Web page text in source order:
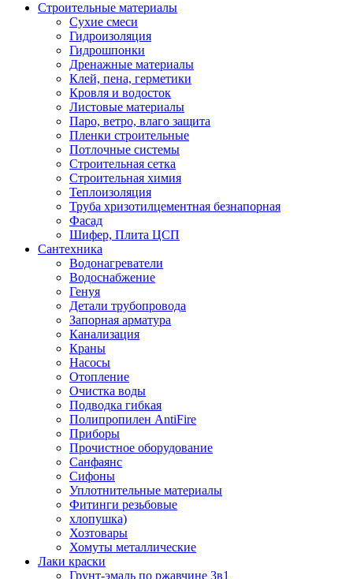
Строительные материалы
Сухие смеси
Гидроизоляция
Гидрошпонки
Дренажные материалы
Клей, пена, герметики
Кровля и водосток
Листовые материалы
Паро, ветро, влаго защита
Пленки строительные
Потлочные системы
Строительная сетка
Строительная химия
Теплоизоляция
Труба хризотилцементная безнапорная
Фасад
Шифер, Плита ЦСП
Сантехника
Водонагреватели
Водоснабжение
Генуя
Детали трубопровода
Запорная арматура
Канализация
Краны
Насосы
Отопление
Очистка воды
Подводка гибкая
Полипропилен AntiFire
Приборы
Прочистное оборудование
Санфаянс
Сифоны
Уплотнительные материалы
Фитинги резьбовые
хлопушка)
Хозтовары
Хомуты металлические
Лаки краски
Грунт-эмаль по ржавчине 3в1